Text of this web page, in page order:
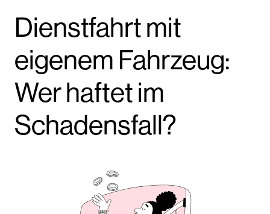
Dienstfahrt mit
eigenem Fahrzeug:
Wer haftet im
Schadensfall?